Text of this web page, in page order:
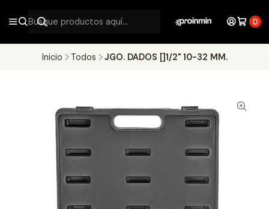
0
Inicio Todos JGO. DADOS []1/2" 10-32 MM.